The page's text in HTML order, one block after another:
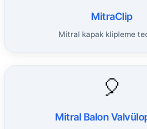
MitraClip
Mitral kapak klipleme
🎈
Mitral Balon